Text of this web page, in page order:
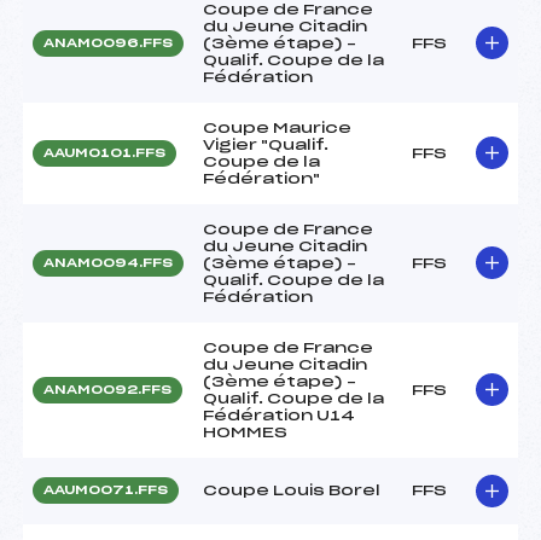
ANAM0096.FFS
Coupe de France
du Jeune Citadin
(3ème étape) –
Qualif. Coupe de la
Fédération
FFS
AAUM0101.FFS
Coupe Maurice
Vigier "Qualif.
Coupe de la
Fédération"
FFS
ANAM0094.FFS
Coupe de France
du Jeune Citadin
(3ème étape) –
Qualif. Coupe de la
Fédération
FFS
ANAM0092.FFS
Coupe de France
du Jeune Citadin
(3ème étape) –
Qualif. Coupe de la
Fédération U14
HOMMES
FFS
AAUM0071.FFS Coupe Louis Borel FFS